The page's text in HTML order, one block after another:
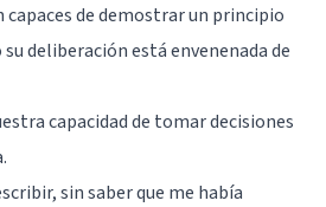
capaces de demostrar un principio
deliberación está envenenada de
capacidad de tomar decisiones
sin saber que me había